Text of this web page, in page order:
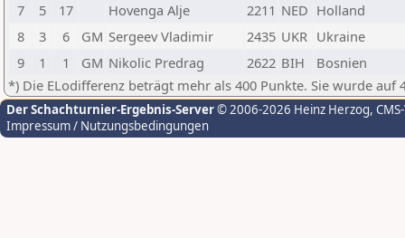
7
5 17 Hovenga Alje 2211 NED Holland
8
3 6 GM Sergeev Vladimir 2435 UKR Ukraine
9
1 1 GM Nikolic Predrag 2622 BIH
Bosnien
*) Die ELodifferenz beträgt mehr als 400 Punkte. Sie wurde auf
Der Schachturnier-Ergebnis-Server© 2006-2026 Heinz Herzog,
Impressum / Nutzungsbedingungen